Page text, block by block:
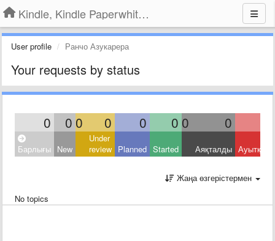
Kindle, Kindle Paperwhite, Kindle Voyage
User profile Ранчо Азукарера
Your requests by status
0 0 0 0 0 0 0 0
Барлығы New
Under
review Planned Started Аяқталды
Жаңа өзгерістермен
No topics